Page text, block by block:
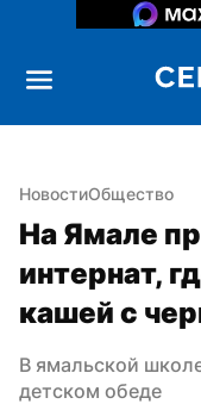
НовостиОбщество
На Ямале
интернат,
кашей с
В ямальской
детском обеде